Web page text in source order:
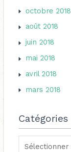
octobre 2018
août 2018
juin 2018
mai 2018
avril 2018
mars 2018
Catégories